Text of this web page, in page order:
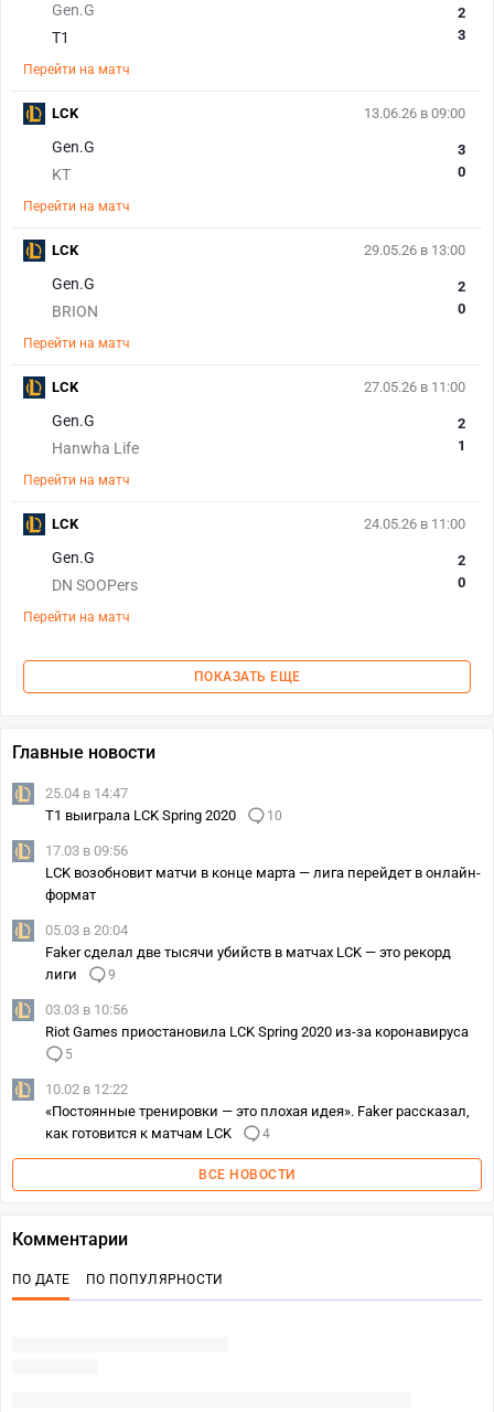
Gen.G
T1
2
3
Перейти на матч
13.06.26 в 09:00
Gen.G
KT
3
0
Перейти на матч
LCK
29.05.26 в 13:00
Gen.G
BRION
2
0
Перейти на матч
LCK
27.05.26 в 11:00
Gen.G
Hanwha Life
2
1
Перейти на матч
LCK
24.05.26 в 11:00
Gen.G
DN SOOPers
2
0
Перейти на матч
LCK
ПОКАЗАТЬ ЕЩЕ
Главные новости
25.04 в 14:47
T1 выиграла LCK Spring 2020
10
17.03 в 09:56
LCK возобновит матчи в конце марта — лига перейдет в онлайн-
формат
05.03 в 20:04
Faker сделал две тысячи убийств в матчах LCK — это рекорд
лиги
9
03.03 в 10:56
Riot Games приостановила LCK Spring 2020 из-за коронавируса
5
10.02 в 12:22
«Постоянные тренировки — это плохая идея». Faker рассказал,
как готовится к матчам LCK
4
ВСЕ НОВОСТИ
Комментарии
ПО ДАТЕ ПО ПОПУЛЯРНОСТИ